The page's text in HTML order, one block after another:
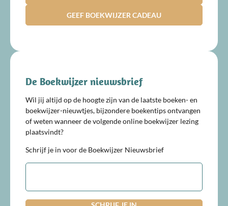
GEEF BOEKWIJZER CADEAU
De Boekwijzer nieuwsbrief
Wil jij altijd op de hoogte zijn van de laatste boeken- en
boekwijzer-nieuwtjes, bijzondere boekentips ontvangen
of weten wanneer de volgende online boekwijzer lezing
plaatsvindt?
Schrijf je in voor de Boekwijzer Nieuwsbrief
E-